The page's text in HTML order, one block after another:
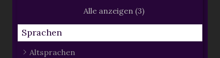
Alle anzeigen (3)
Sprachen
Altsprachen